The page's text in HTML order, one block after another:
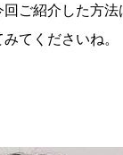
ご紹介した方
てくださいね。